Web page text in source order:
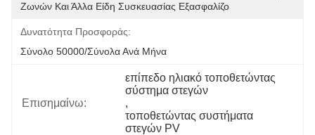
Ζωνών Και Άλλα Είδη Συσκευασίας Εξασφαλίζο
Δυνατότητα Προσφοράς:
Σύνολο 50000/σύνολα Ανά Μήνα
Επισημαίνω:
επίπεδο ηλιακό τοποθετώντας
σύστημα στεγών
,
τοποθετώντας συστήματα
στεγών PV